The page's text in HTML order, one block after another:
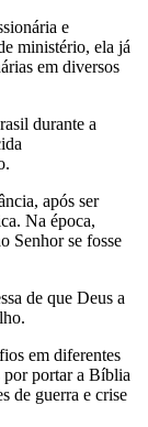
e
ministério, ela já
em diversos
durante a
após ser
Na época,
Senhor se fosse
de que Deus a
em diferentes
por portar a Bíblia
de guerra e crise